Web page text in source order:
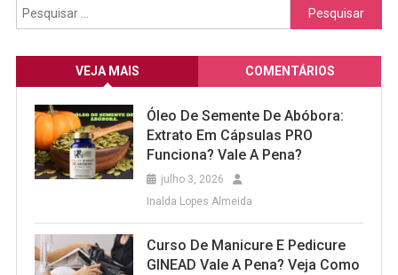
Pesquisar
por:
VEJA MAIS COMENTÁRIOS
Óleo De Semente De Abóbora:
Extrato Em Cápsulas PRO
Funciona? Vale A Pena?
julho 3, 2026
Inalda Lopes Almeida
Curso De Manicure E Pedicure
GINEAD Vale A Pena? Veja Como